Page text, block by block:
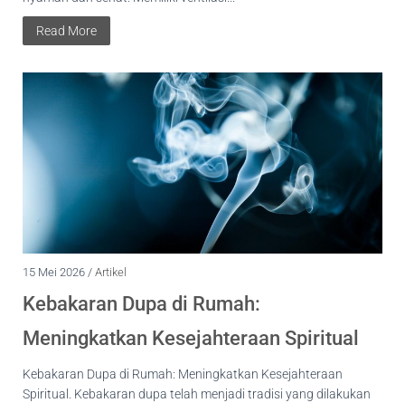
Read More
15 Mei 2026 / Artikel
Kebakaran Dupa di Rumah:
Meningkatkan Kesejahteraan Spiritual
Kebakaran Dupa di Rumah: Meningkatkan Kesejahteraan
Spiritual. Kebakaran dupa telah menjadi tradisi yang dilakukan